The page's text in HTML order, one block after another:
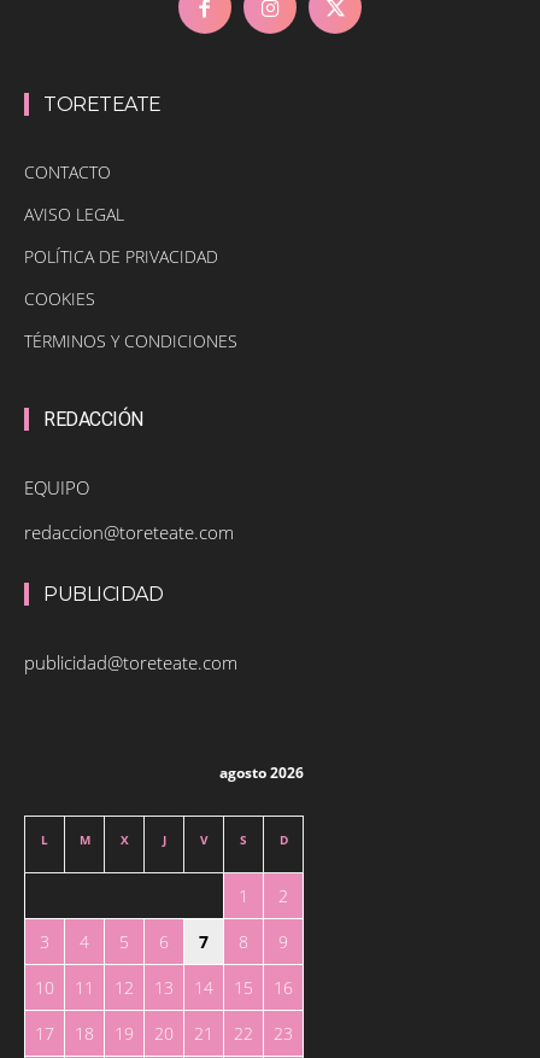
TORETEATE
CONTACTO
AVISO LEGAL
POLÍTICA DE PRIVACIDAD
COOKIES
TÉRMINOS Y CONDICIONES
REDACCIÓN
EQUIPO
redaccion@toreteate.com
PUBLICIDAD
publicidad@toreteate.com
agosto 2026
L M X J V S D
1
2
3
4 5 6 7 8
9
10
11 12 13 14 15
16
17
18 19 20 21 22 23